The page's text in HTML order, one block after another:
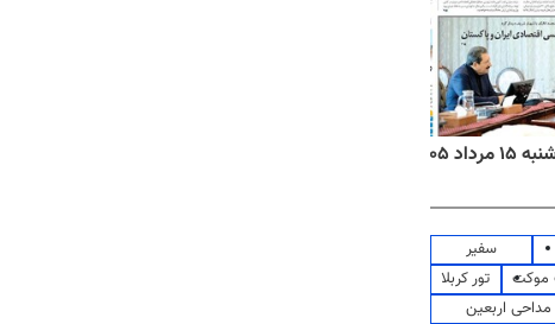
۱۴۰۵
سفیر
موکت
تور کربلا
مداحی اربعین